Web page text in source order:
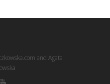
and Agata